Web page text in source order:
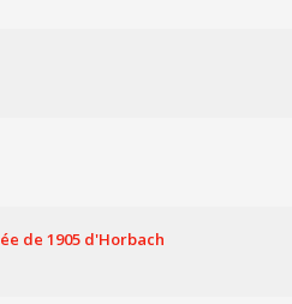
de 1905 d'Horbach